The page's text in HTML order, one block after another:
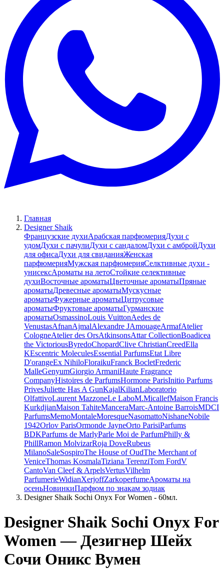
Главная
Designer Shaik
Французские духиАрабская парфюмерияДухи с
удомДухи с пачулиДухи с сандаломДухи с амбройДухи
для офисаДухи для свиданияЖенская
парфюмерияМужская парфюмерияСелктивные духи -
унисексАроматы на летоСтойкие селективные
духиВосточные ароматыЦветочные ароматыПряные
ароматыДревесные ароматыМускусные
ароматыФужерные ароматыЦитрусовые
ароматыФруктовые ароматыГурманские
ароматыOsmassinoLouis VuittonAedes de
VenustasAfnanAjmalAlexandre JAmouageArmafAtelier
CologneAtelier des OrsAtkinsonsAttar CollectionBoadicea
the VictoriousByredoChopardClive ChristianCreedElla
KEscentric MoleculesEssential ParfumsEtat Libre
D'orangeEx NihiloFloraikuFranck BocletFrederic
MalleGenyumGiorgio ArmaniHaute Fragrance
CompanyHistoires de ParfumsHormone ParisInitio Parfums
PrivesJuliette Has A GunKajalKilianLaboratorio
OlfattivoLaurent MazzoneLe LaboM.MicallefMaison Francis
KurkdjianMaison TahiteManceraMarc-Antoine BarroisMDCI
ParfumsMemoMontaleMoresqueNasomattoNishaneNobile
1942Orlov ParisOrmonde JayneOrto ParisiParfums
BDKParfums de MarlyParle Moi de ParfumPhilly &
PhillRamon MolvizarRoja DoveRubeus
MilanoSaleSospiroThe House of OudThe Merchant of
VeniceThomas KosmalaTiziana TerenziTom FordV
CantoVan Cleef & ArpelsVertusVilhelm
ParfumerieWidianXerjoffZarkoperfumeАроматы на
осеньНовинкиПарфюм по знакам зодиак
Designer Shaik Sochi Onyx For Women - 60мл.
Designer Shaik Sochi Onyx For
Women — Дезигнер Шейх
Сочи Оникс Вумен